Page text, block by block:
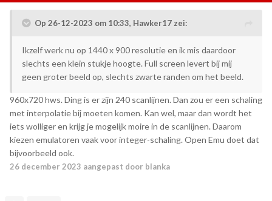
Op 26-12-2023 om 10:33, Hawker17 zei:
Ikzelf werk nu op 1440 x 900 resolutie en ik mis daardoor
slechts een klein stukje hoogte. Full screen levert bij mij
geen groter beeld op, slechts zwarte randen om het beeld.
960x720 hws. Ding is er zijn 240 scanlijnen. Dan zou er een schaling
met interpolatie bij moeten komen. Kan wel, maar dan wordt het
iets wolliger en krijg je mogelijk moire in de scanlijnen. Daarom
kiezen emulatoren vaak voor integer-schaling. Open Emu doet dat
bijvoorbeeld ook.
26 december 2023 aangepast door blanka